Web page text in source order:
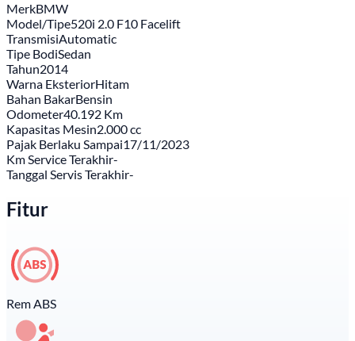
MerkBMW
Model/Tipe520i 2.0 F10 Facelift
TransmisiAutomatic
Tipe BodiSedan
Tahun2014
Warna EksteriorHitam
Bahan BakarBensin
Odometer40.192 Km
Kapasitas Mesin2.000 cc
Pajak Berlaku Sampai17/11/2023
Km Service Terakhir-
Tanggal Servis Terakhir-
Fitur
Rem ABS